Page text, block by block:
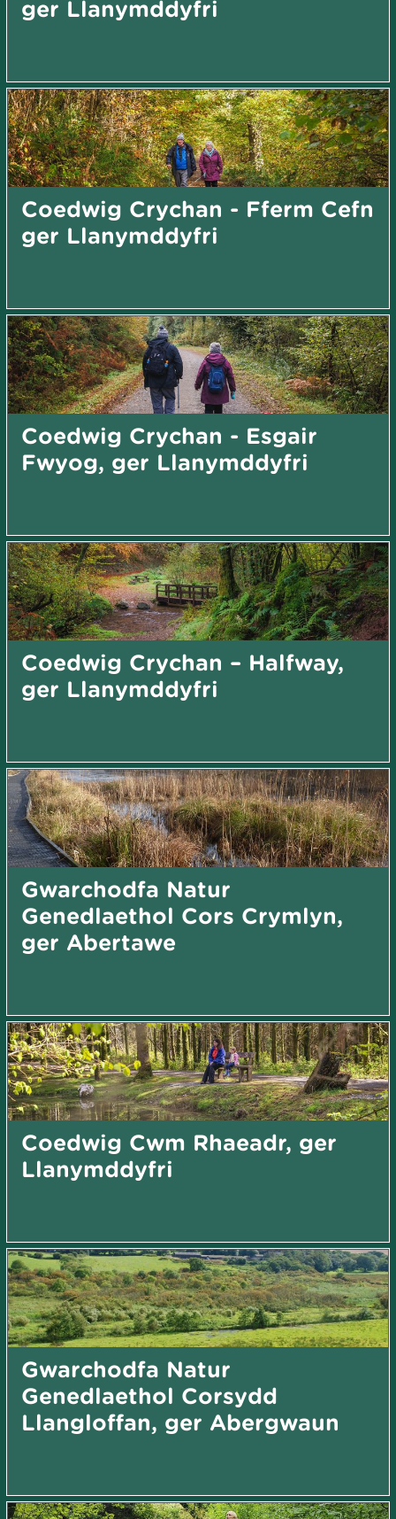
ger Llanymddyfri
Coedwig Crychan - Fferm Cefn
ger Llanymddyfri
Coedwig Crychan - Esgair
Fwyog, ger Llanymddyfri
Coedwig Crychan – Halfway,
ger Llanymddyfri
Gwarchodfa Natur
Genedlaethol Cors Crymlyn,
ger Abertawe
Coedwig Cwm Rhaeadr, ger
Llanymddyfri
Gwarchodfa Natur
Genedlaethol Corsydd
Llangloffan, ger Abergwaun